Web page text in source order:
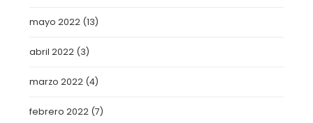
mayo 2022 (13)
abril 2022 (3)
marzo 2022 (4)
febrero 2022 (7)